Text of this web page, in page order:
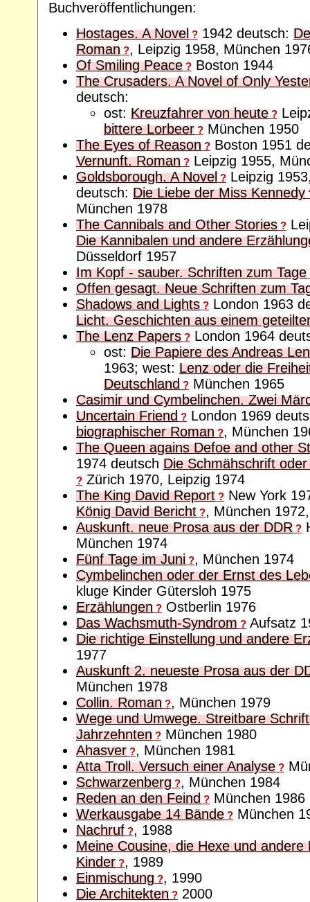
Buchveröffentlichungen:
Hostages. A Novel ? 1942 deutsch:
Roman ?, Leipzig 1958, München
Of Smiling Peace ? Boston 1944
The Crusaders. A Novel of Only
deutsch:
ost: Kreuzfahrer von heute ?
bittere Lorbeer ? München 1950
The Eyes of Reason ? Boston 1951
Vernunft. Roman ? Leipzig 1955,
Goldsborough. A Novel ? Leipzig
deutsch: Die Liebe der Miss Kennedy
München 1978
The Cannibals and Other Stories ?
Die Kannibalen und andere
Düsseldorf 1957
Im Kopf - sauber. Schriften zum Tage
Offen gesagt. Neue Schriften zum
Shadows and Lights ? London 1963
Licht. Geschichten aus einem
The Lenz Papers ? London 1964
ost: Die Papiere des Andreas
1963; west: Lenz oder die
Deutschland ? München 1965
Casimir und Cymbelinchen. Zwei
Uncertain Friend ? London 1969
biographischer Roman ?, München
The Queen agains Defoe and other
1974 deutsch Die Schmähschrift
? Zürich 1970, Leipzig 1974
The King David Report ? New York
König David Bericht ?, München
Auskunft. neue Prosa aus der DDR ?
München 1974
Fünf Tage im Juni ?, München 1974
Cymbelinchen oder der Ernst des
kluge Kinder Gütersloh 1975
Erzählungen ? Ostberlin 1976
Das Wachsmuth-Syndrom ? Aufsatz
Die richtige Einstellung und andere
1977
Auskunft 2. neueste Prosa aus der
München 1978
Collin. Roman ?, München 1979
Wege und Umwege. Streitbare
Jahrzehnten ? München 1980
Ahasver ?, München 1981
Atta Troll. Versuch einer Analyse ?
Schwarzenberg ?, München 1984
Reden an den Feind ? München 1986
Werkausgabe 14 Bände ? München
Nachruf ?, 1988
Meine Cousine, die Hexe und andere
Kinder ?, 1989
Einmischung ?, 1990
Die Architekten ? 2000